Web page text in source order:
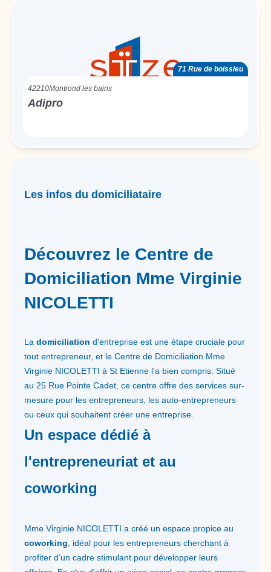
71 Rue de boissieu
42210Montrond les bains
Adipro
Les infos du domiciliataire
Découvrez le Centre de
Domiciliation Mme Virginie
NICOLETTI
La domiciliation d'entreprise est une étape cruciale pour
tout entrepreneur, et le Centre de Domiciliation Mme
Virginie NICOLETTI à St Etienne l'a bien compris. Situé
au 25 Rue Pointe Cadet, ce centre offre des services sur-
mesure pour les entrepreneurs, les auto-entrepreneurs
ou ceux qui souhaitent créer une entreprise.
Un espace dédié à
l'entrepreneuriat et au
coworking
Mme Virginie NICOLETTI a créé un espace propice au
coworking , idéal pour les entrepreneurs cherchant à
profiter d'un cadre stimulant pour développer leurs